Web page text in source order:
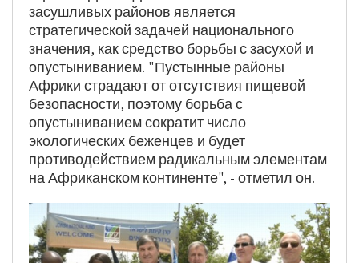
засушливых районов является
стратегической задачей национального
значения, как средство борьбы с засухой и
опустыниванием. "Пустынные районы
Африки страдают от отсутствия пищевой
безопасности, поэтому борьба с
опустыниванием сократит число
экологических беженцев и будет
противодействием радикальным элементам
на Африканском континенте", - отметил он.